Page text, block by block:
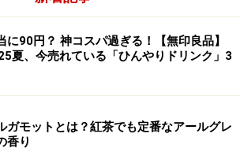
に90円？ 神コスパ過ぎる！【無印良品】
夏、今売れている「ひんやりドリンク」3
ガモットとは？紅茶でも定番なアールグレ
香り